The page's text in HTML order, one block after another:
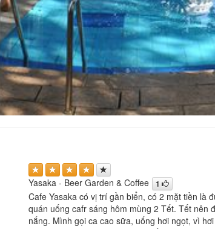
Yasaka - Beer Garden & Coffee 1
Cafe Yasaka có vị trí gần biển, có 2 mặt tiền là
quán uống cafr sáng hôm mùng 2 Tết. Tết nên
nắng. Mình gọi ca cao sữa, uống hơi ngọt, vì